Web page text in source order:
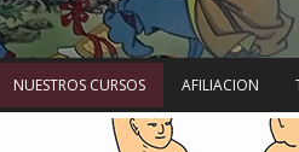
NUESTROS CURSOS AFILIACION